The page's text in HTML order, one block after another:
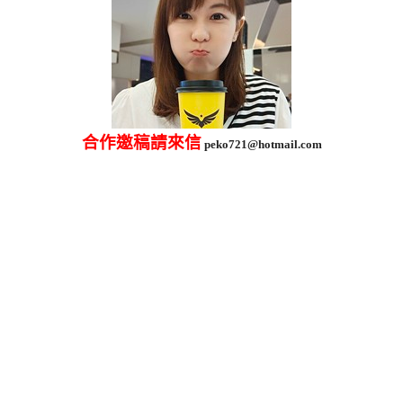
合作邀稿請來信 peko721@hotmail.com